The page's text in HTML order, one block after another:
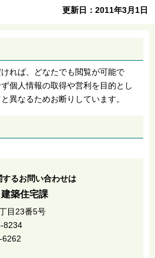
更新日：2011年3月1日
れば、どなたでも閲覧が可能で
個人情報の取得や営利を目的とし
異なるためお断りしています。
るお問い合わせは
築住宅課
目23番5号
8234
6262